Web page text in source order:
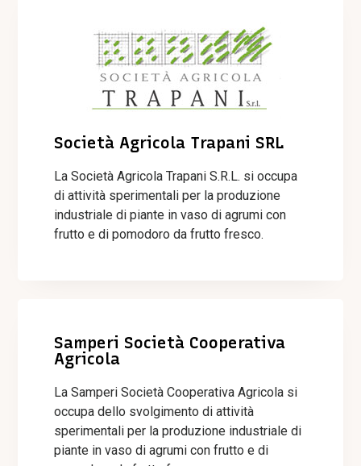
Società Agricola Trapani SRL
La Società Agricola Trapani S.R.L. si occupa
di attività sperimentali per la produzione
industriale di piante in vaso di agrumi con
frutto e di pomodoro da frutto fresco.
Samperi Società Cooperativa
Agricola
La Samperi Società Cooperativa Agricola si
occupa dello svolgimento di attività
sperimentali per la produzione industriale di
piante in vaso di agrumi con frutto e di